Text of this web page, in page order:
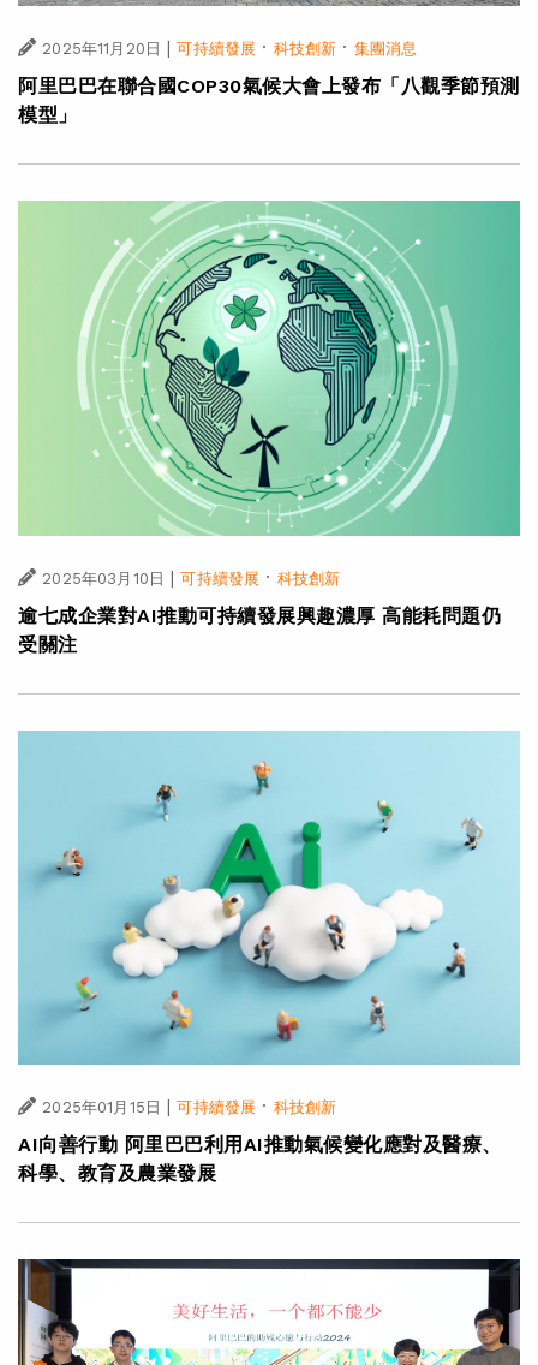
2025年11月20日 | 可持續發展 · 科技創新 · 集團消息
阿里巴巴在聯合國COP30氣候大會上發布「八觀季節預測
模型」
2025年03月10日 | 可持續發展 · 科技創新
逾七成企業對AI推動可持續發展興趣濃厚 高能耗問題仍
受關注
2025年01月15日 可持續發展 · 科技創新
AI向善行動 阿里巴巴利用AI推動氣候變化應對及醫療、
科學、教育及農業發展